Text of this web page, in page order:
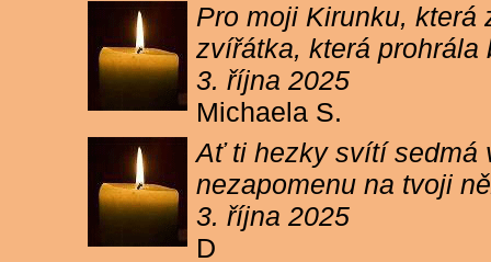
Pro moji Kirunku, která
zvířátka, která prohrála
3. října 2025
Michaela S.
Ať ti hezky svítí sedmá
nezapomenu na tvoji
3. října 2025
D